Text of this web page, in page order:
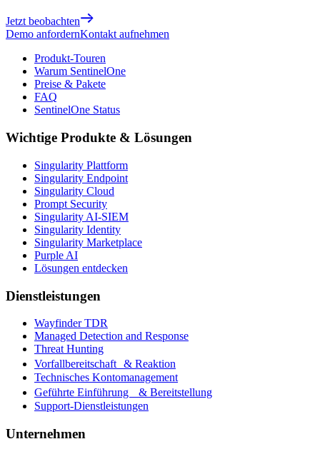
Jetzt beobachten
Demo anfordernKontakt aufnehmen
Produkt-Touren
Warum SentinelOne
Preise & Pakete
FAQ
SentinelOne Status
Wichtige Produkte & Lösungen
Singularity Plattform
Singularity Endpoint
Singularity Cloud
Prompt Security
Singularity AI-SIEM
Singularity Identity
Singularity Marketplace
Purple AI
Lösungen entdecken
Dienstleistungen
Wayfinder TDR
Managed Detection and Response
Threat Hunting
Vorfallbereitschaft & Reaktion
Technisches Kontomanagement
Geführte Einführung & Bereitstellung
Support-Dienstleistungen
Unternehmen